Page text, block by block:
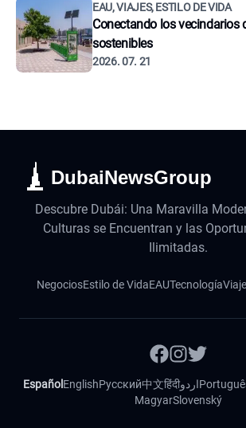
EAU, VIAJES, ESTILO DE VIDA
Conectando los vecindarios
sostenibles
2026. 07. 21
DubaiNewsGroup
Descubre Dubái: Una Maravilla
Culturas se Encuentran y las
Ilimitadas.
NegociosEstilo de VidaEAUTecnología
Español EnglishРусский中文हिंदीاردو
MagyarSlovenský